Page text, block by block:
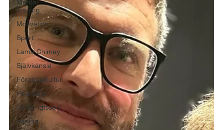
Mental
Träning
Motivation
Sport
Lama Chimey
Självkänsla
Företagskultur
Psykologi
Ulf Bengtsson
träning